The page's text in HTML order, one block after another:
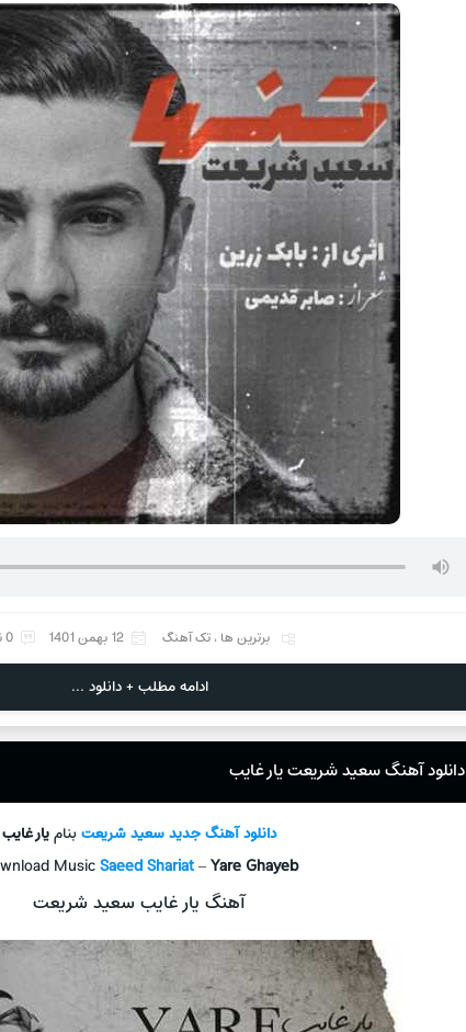
برترین ها ، تک آهنگ 12 بهمن 1401 0 نظر
ادامه مطلب + دانلود ...
دانلود آهنگ سعید شریعت یار غایب
دانلود آهنگ جدیدسعید شریعتبنامیار غایب
MusicSaeed Shariat–Yare Ghayeb
آهنگ یار غایب سعید شریعت